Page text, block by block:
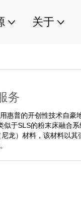
关于
务
惠普的开创性技术自豪
似于SLS的粉末床融合
龙）材料，该材料以